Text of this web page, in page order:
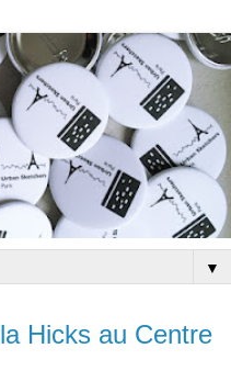
▼
Hicks au Centre